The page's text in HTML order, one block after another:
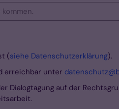
(siehe Datenschutzerklärung).
erreichbar unter
auf der